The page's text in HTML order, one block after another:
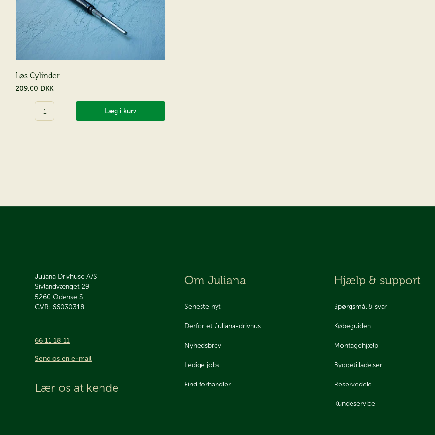
Løs Cylinder
209,00 DKK
Læg i kurv
Juliana Drivhuse A/S
Sivlandvænget 29
5260 Odense S
CVR: 66030318
66 11 18 11
Send os en e-mail
Lær os at kende
Om Juliana
Seneste nyt
Derfor et Juliana-drivhus
Nyhedsbrev
Ledige jobs
Find forhandler
Hjælp & support
Spørgsmål & svar
Købeguiden
Montagehjælp
Byggetilladelser
Reservedele
Kundeservice